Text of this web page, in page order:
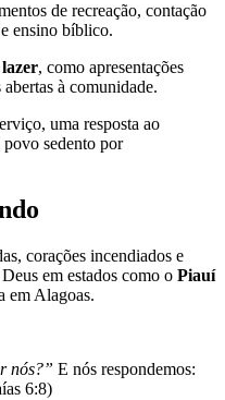
de recreação, contação
ensino bíblico.
, como apresentações
à comunidade.
uma resposta ao
povo sedento por
corações incendiados e
em estados como o Piauí
em Alagoas.
nós?” E nós respondemos:
6:8)